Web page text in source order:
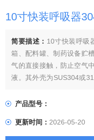
10寸快装呼吸器
简要描述： 10寸快装呼吸
箱、配料罐、制药设备贮
气的直接接触，防止空气
液。其外壳为SUS304或
食品加工，酿酒，饮料
产品型号：
更新时间：2026-05-20